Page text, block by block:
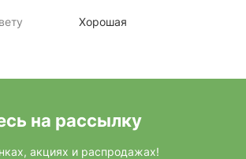
Хорошая
на рассылку
акциях и распродажах!